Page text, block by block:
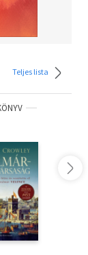
Martin
rá
rabok a
- felelte a
gondoltam,
amit ez a
hiszem,
nagyon
az esetről
Teljes lista